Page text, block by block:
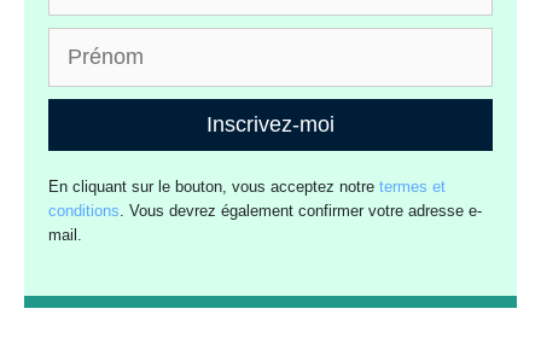
Inscrivez-moi
En cliquant sur le bouton, vous acceptez notretermes et
conditions . Vous devrez également confirmer votre adresse e-
mail.